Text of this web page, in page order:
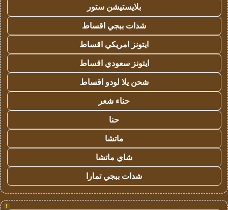
بلايستيشن ستور
شدات ببجي اقساط
ايتونز امريكي اقساط
ايتونز سعودي اقساط
شحن يلا لودو اقساط
حناء شعر
حنا
ماتشا
شاي ماتشا
شدات ببجي تمارا
!